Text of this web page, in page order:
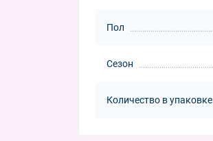
Пол
Сезон
Количество в упаковке